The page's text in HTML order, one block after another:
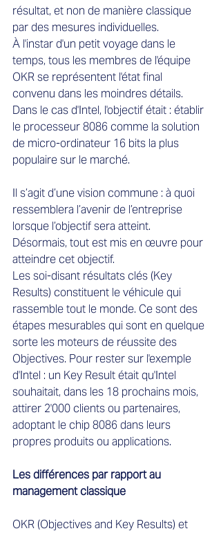
résultat, et non de manière classique
par des mesures individuelles.
À l'instar d'un petit voyage dans le
temps, tous les membres de l'équipe
OKR se représentent l'état final
convenu dans les moindres détails.
Dans le cas d'Intel, l'objectif était : établir
le processeur 8086 comme la solution
de micro-ordinateur 16 bits la plus
populaire sur le marché.
Il s’agit d’une vision commune : à quoi
ressemblera l’avenir de l’entreprise
lorsque l’objectif sera atteint.
Désormais, tout est mis en œuvre pour
atteindre cet objectif.
Les soi-disant résultats clés (Key
Results) constituent le véhicule qui
rassemble tout le monde. Ce sont des
étapes mesurables qui sont en quelque
sorte les moteurs de réussite des
Objectives. Pour rester sur l'exemple
d'Intel : un Key Result était qu'Intel
souhaitait, dans les 18 prochains mois,
attirer 2'000 clients ou partenaires,
adoptant le chip 8086 dans leurs
propres produits ou applications.
Les différences par rapport au
management classique
OKR (Objectives and Key Results) et